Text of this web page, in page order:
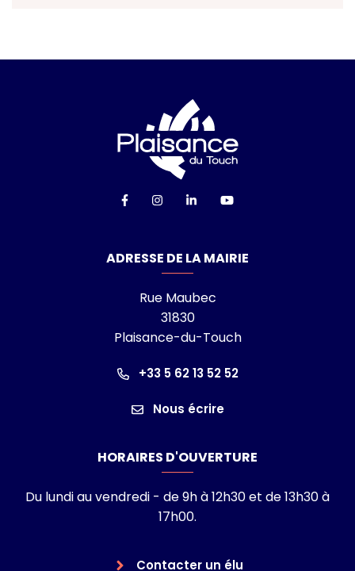
Lien vers le compte Facebook
Lien vers le compte Instagram
Lien vers le compte
Lien vers la chaîne
ADRESSE DE LA MAIRIE
Rue Maubec
31830
Plaisance-du-Touch
+33 5 62 13 52 52
Nous écrire
HORAIRES D'OUVERTURE
Du lundi au vendredi - de 9h à 12h30 et de 13h30 à
17h00.
Contacter un élu